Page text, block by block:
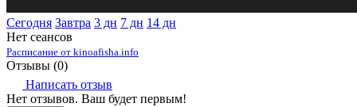
Сегодня Завтра 3 дн 7 дн 14 дн
Нет сеансов
Расписание от kinoafisha.info
Отзывы (0)
Написать отзыв
Нет отзывов. Ваш будет первым!